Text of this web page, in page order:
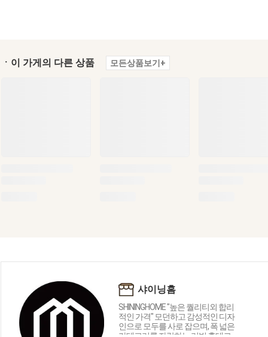
ㆍ이 가게의 다른 상품 모든상품보기+
샤이닝홈
SHININGHOME "높은 퀄리티외 합리
적인 가격" 모던하고 감성적인 디자
인으로 모두를 사로 잡으며, 폭 넓은